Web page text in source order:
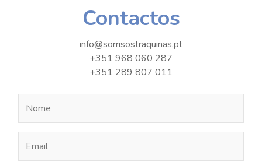
Contactos
info@sorrisostraquinas.pt
+351 968 060 287
+351 289 807 011